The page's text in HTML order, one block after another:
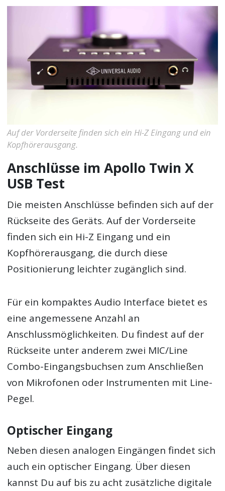
Auf der Vorderseite finden sich ein Hi-Z Eingang und ein
Kopfhörerausgang.
Anschlüsse im Apollo Twin X
USB Test
Die meisten Anschlüsse befinden sich auf der
Rückseite des Geräts. Auf der Vorderseite
finden sich ein Hi-Z Eingang und ein
Kopfhörerausgang, die durch diese
Positionierung leichter zugänglich sind.
Für ein kompaktes Audio Interface bietet es
eine angemessene Anzahl an
Anschlussmöglichkeiten. Du findest auf der
Rückseite unter anderem zwei MIC/Line
Combo-Eingangsbuchsen zum Anschließen
von Mikrofonen oder Instrumenten mit Line-
Pegel.
Optischer Eingang
Neben diesen analogen Eingängen findet sich
auch ein optischer Eingang. Über diesen
kannst Du auf bis zu acht zusätzliche digitale